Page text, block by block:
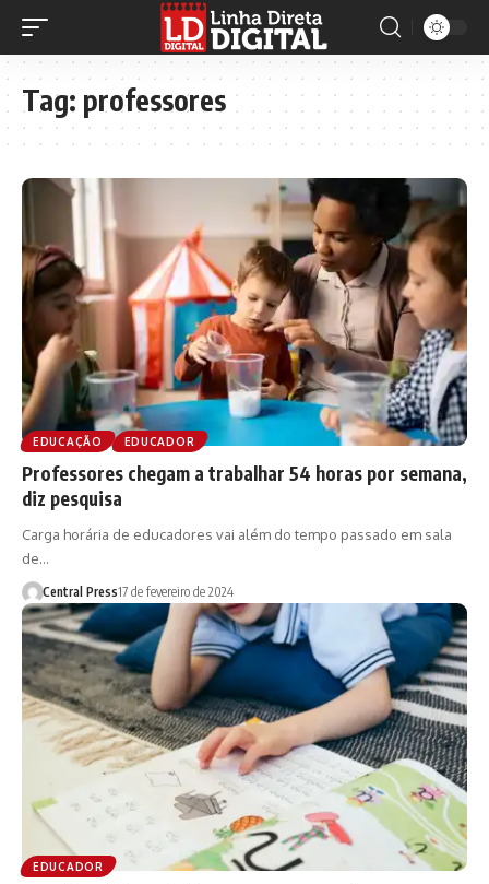
Tag: professores
EDUCAÇÃO EDUCADOR
Professores chegam a trabalhar 54 horas por semana,
diz pesquisa
Carga horária de educadores vai além do tempo passado em sala
de…
Central Press17 de fevereiro de 2024
EDUCADOR